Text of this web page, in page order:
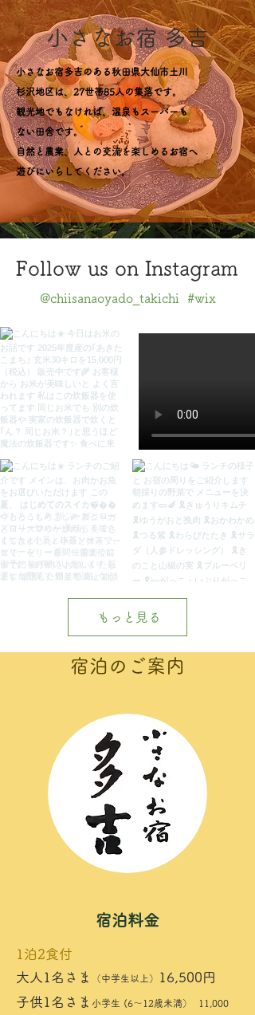
小さなお宿 多吉
小さなお宿多吉のある秋田県大仙市土川
杉沢地区は、27世帯85人の集落です。
観光地でもなければ、温泉もスーパーも
ない田舎です。
自然と農業、人との交流を楽しめるお宿へ
遊びにいらしてください。
Follow us on Instagram
#wix
@chiisanaoyado_takichi
もっと見る
宿泊のご案内
宿泊料金
1泊2食付
大人1名さま
（中学生以上）
16,500円
子供1名さま 小学生 (6～12歳未満） 11,000